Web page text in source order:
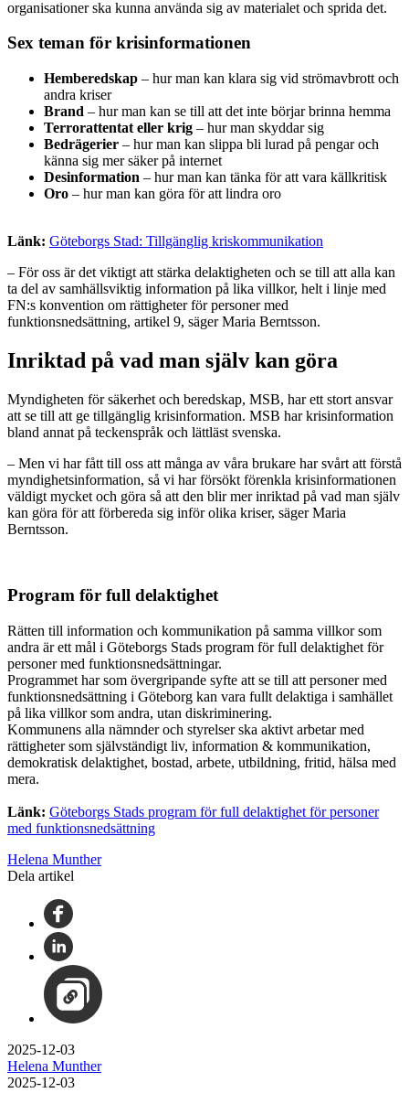
organisationer ska kunna använda sig av materialet och sprida det.
Sex teman för krisinformationen
Hemberedskap – hur man kan klara sig vid strömavbrott och
andra kriser
Brand – hur man kan se till att det inte börjar brinna hemma
Terrorattentat eller krig – hur man skyddar sig
Bedrägerier – hur man kan slippa bli lurad på pengar och
känna sig mer säker på internet
Desinformation – hur man kan tänka för att vara källkritisk
Oro – hur man kan göra för att lindra oro
Länk: Göteborgs Stad: Tillgänglig kriskommunikation
– För oss är det viktigt att stärka delaktigheten och se till att alla kan
ta del av samhällsviktig information på lika villkor, helt i linje med
FN:s konvention om rättigheter för personer med
funktionsnedsättning, artikel 9, säger Maria Berntsson.
Inriktad på vad man själv kan göra
Myndigheten för säkerhet och beredskap, MSB, har ett stort ansvar
att se till att ge tillgänglig krisinformation. MSB har krisinformation
bland annat på teckenspråk och lättläst svenska.
– Men vi har fått till oss att många av våra brukare har svårt att förstå
myndighetsinformation, så vi har försökt förenkla krisinformationen
väldigt mycket och göra så att den blir mer inriktad på vad man själv
kan göra för att förbereda sig inför olika kriser, säger Maria
Berntsson.
Program för full delaktighet
Rätten till information och kommunikation på samma villkor som
andra är ett mål i Göteborgs Stads program för full delaktighet för
personer med funktionsnedsättningar.
Programmet har som övergripande syfte att se till att personer med
funktionsnedsättning i Göteborg kan vara fullt delaktiga i samhället
på lika villkor som andra, utan diskriminering.
Kommunens alla nämnder och styrelser ska aktivt arbetar med
rättigheter som självständigt liv, information & kommunikation,
demokratisk delaktighet, bostad, arbete, utbildning, fritid, hälsa med
mera.
Länk: Göteborgs Stads program för full delaktighet för personer
med funktionsnedsättning
Helena Munther
Dela artikel
2025-12-03
Helena Munther
2025-12-03